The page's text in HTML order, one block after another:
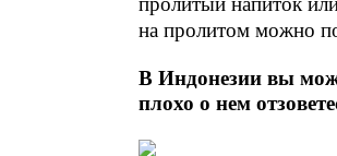
на пролитом можно
В Индонезии вы
плохо о нем